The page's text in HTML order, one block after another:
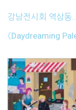
강남전시회 역삼동
《Daydreaming